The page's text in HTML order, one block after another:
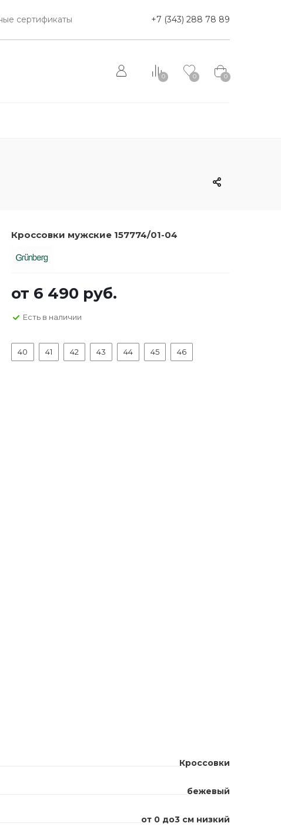
сертификаты +7 (343) 288 78 89
0 0 0
Кроссовки мужские 157774/01-04
от 6 490 руб.
Есть в наличии
40 41 42 43 44 45 46
Кроссовки
бежевый
от 0 до3 см низкий